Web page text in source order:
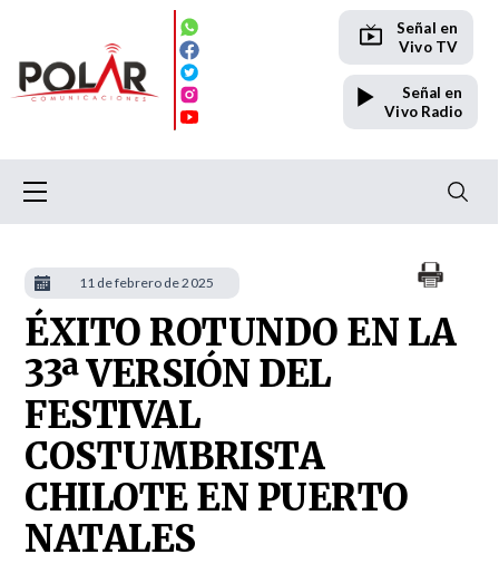
Señal en
Vivo TV
Señal en
Vivo Radio
ÉXITO ROTUNDO EN LA
33ª VERSIÓN DEL
FESTIVAL
COSTUMBRISTA
CHILOTE EN PUERTO
NATALES
11 de febrero de 2025